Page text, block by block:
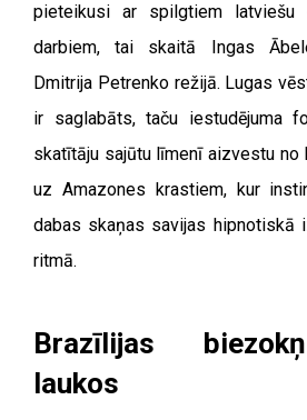
pieteikusi ar spilgtiem latviešu
darbiem, tai skaitā Ingas
Dmitrija Petrenko režijā. Lugas
ir saglabāts, taču iestudējuma
skatītāju sajūtu līmenī aizvestu no
uz Amazones krastiem, kur
dabas skaņas savijas hipnotiskā
ritmā.
Brazīlijas
laukos